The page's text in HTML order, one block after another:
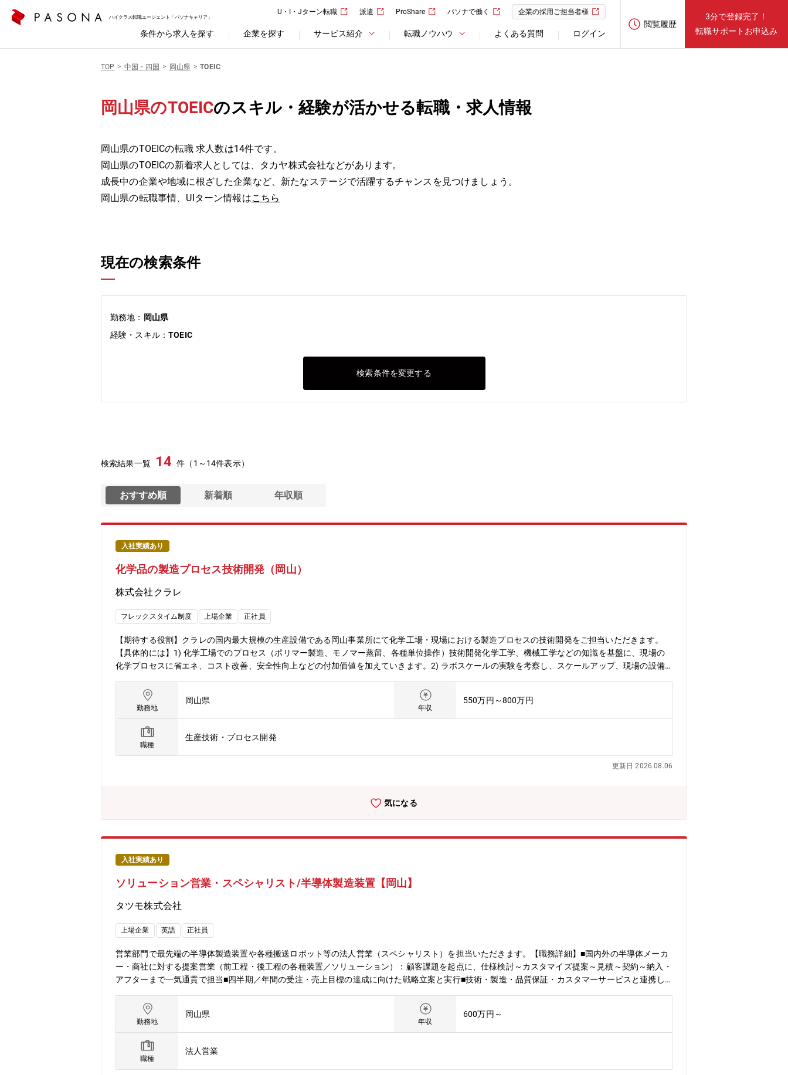
ハイクラス転職エージェント「パソナキャリア」
U・I・Jターン転職 派遣 ProShare パソナで働く 企業の採用ご担当者様
条件から求人を探す 企業を探す サービス紹介 転職ノウハウ よくある質問 ログイン
閲覧履歴
3分で登録完了！
転職サポートお申込み
TOP 中国・四国 岡山県 TOEIC
岡山県のTOEICのスキル・経験が活かせる転職・求人情報
岡山県のTOEICの転職 求人数は14件です。
岡山県のTOEICの新着求人としては、タカヤ株式会社などがあります。
成長中の企業や地域に根ざした企業など、新たなステージで活躍するチャンスを見つけましょう。
岡山県の転職事情、UIターン情報はこちら
現在の検索条件
勤務地： 岡山県
経験・スキル：TOEIC
検索条件を変更する
検索結果一覧 14 件（1～14件表示）
おすすめ順 新着順 年収順
入社実績あり
化学品の製造プロセス技術開発（岡山）
株式会社クラレ
フレックスタイム制度 上場企業 正社員
【期待する役割】クラレの国内最大規模の生産設備である岡山事業所にて化学工場・現場における製造プロセスの技術開発をご担当いただきます。
【具体的には】1) 化学工場でのプロセス（ポリマー製造、モノマー蒸留、各種単位操作）技術開発化学工学、機械工学などの知識を基盤に、現場の
化学プロセスに省エネ、コスト改善、安全性向上などの付加価値を加えていきます。2) ラボスケールの実験を考察し、スケールアップ、現場の設備
用時の基本設計、マテリアルバランス、P＆IDの作成等※クラレのコア事業である、ポバール、エバール、またその原材料であるビニルアセテートモ
ノマーの生産現場での業務となります。【配属】岡山事業所 ポバール・エバール生産・技術開発部【働き方】・平均残業時間：20時間/月・フレック
スタイム制度：有・将来的に国内外への転勤可能性があります。
勤務地
岡山県
年収
550万円～800万円
職種
生産技術・プロセス開発
更新日 2026.08.06
気になる
入社実績あり
ソリューション営業・スペシャリスト/半導体製造装置【岡山】
タツモ株式会社
上場企業 英語 正社員
営業部門で最先端の半導体製造装置や各種搬送ロボット等の法人営業（スペシャリスト）を担当いただきます。【職務詳細】■国内外の半導体メーカ
ー・商社に対する提案営業（前工程・後工程の各種装置／ソリューション）：顧客課題を起点に、仕様検討～カスタマイズ提案～見積～契約～納入・
アフターまで一気通貫で担当■四半期／年間の受注・売上目標の達成に向けた戦略立案と実行■技術・製造・品質保証・カスタマーサービスと連携し
分析）、展示会・学会・セミナーでの情報収集とリード創出■顧客の生の声（VOC）を収集し、新製品・派生機種へのフィードバックを主導：製品ロ
ードマップに反映させ、当社の強み（性能・歩留まり・生産性・保守性）を最大化する提案を実施■国内外への出張や現地工場・研究所での仕様打合
せ／評価立会い、導入立上げ支援 等
勤務地
岡山県
年収
600万円～
職種
法人営業